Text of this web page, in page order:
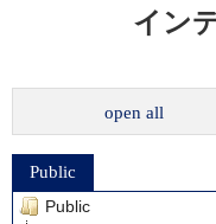
イン
open all
Public
Public